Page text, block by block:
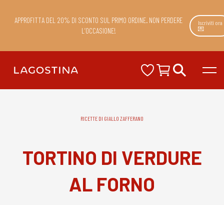
APPROFITTA DEL 20% DI SCONTO SUL PRIMO ORDINE. NON PERDERE
L’OCCASIONE!
Iscriviti ora
💌
RICETTE DI GIALLO ZAFFERANO
TORTINO DI VERDURE
AL FORNO